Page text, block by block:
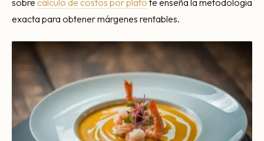
sobre cálculo de costos por plato te enseña la metodología
exacta para obtener márgenes rentables.